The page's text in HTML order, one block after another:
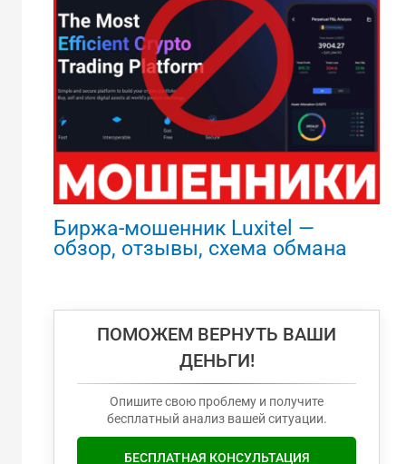
Биржа-мошенник Luxitel —
обзор, отзывы, схема обмана
ПОМОЖЕМ ВЕРНУТЬ ВАШИ
ДЕНЬГИ!
Опишите свою проблему и получите
бесплатный анализ вашей ситуации.
БЕСПЛАТНАЯ КОНСУЛЬТАЦИЯ